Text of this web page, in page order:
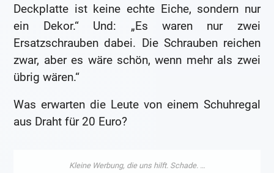
Deckplatte ist keine echte Eiche, sondern nur
ein Dekor.“ Und: „Es waren nur zwei
Ersatzschrauben dabei. Die Schrauben reichen
zwar, aber es wäre schön, wenn mehr als zwei
übrig wären.“
Was erwarten die Leute von einem Schuhregal
aus Draht für 20 Euro?